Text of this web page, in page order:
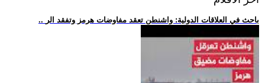
.. باحث في العلاقات الدولية: واشنطن تعقد مفاوضات هرمز وتفقد الر